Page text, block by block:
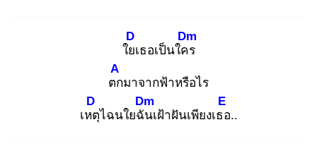
ใยเ
D
ธอเป็นใคร
Dm
ตก
A
มาจากฟ้าหรือไร
เหตุ
D
ไฉนใยฉัน
Dm
เฝ้าฝันเพียงเธอ
E
..